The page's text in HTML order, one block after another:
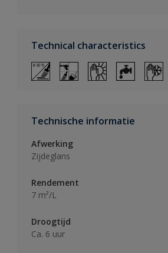
Technical characteristics
Technische informatie
Afwerking
Zijdeglans
Rendement
7 m²/L
Droogtijd
Ca. 6 uur